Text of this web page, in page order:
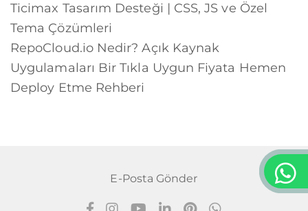
Ticimax Tasarım Desteği | CSS, JS ve Özel
Tema Çözümleri
RepoCloud.io Nedir? Açık Kaynak
Uygulamaları Bir Tıkla Uygun Fiyata Hemen
Deploy Etme Rehberi
E-Posta Gönder